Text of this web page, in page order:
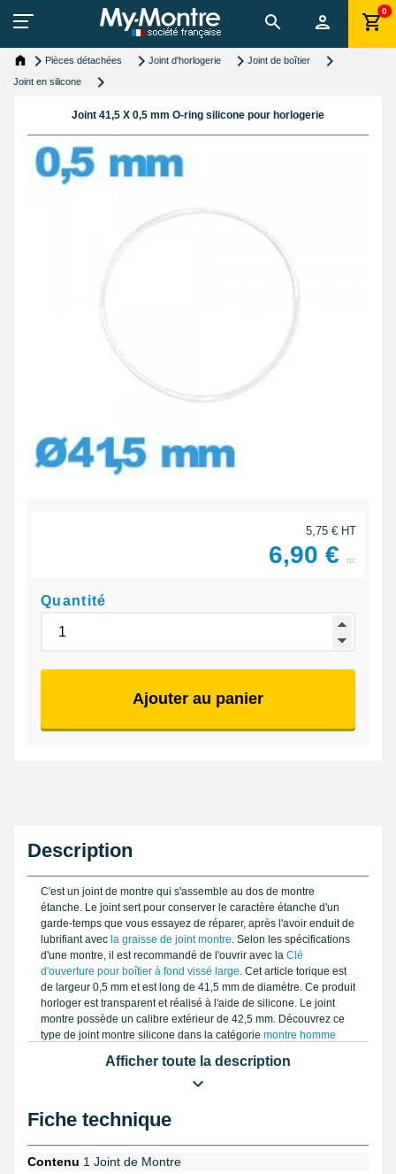
0
Pièces détachées Joint d'horlogerie
Joint de boîtier
Joint en silicone
Joint 41,5 X 0,5 mm O-ring silicone pour horlogerie
5,75 € HT
6,90 € ttc
Quantité
Ajouter au panier
Description
C'est un joint de montre qui s'assemble au dos de montre
étanche. Le joint sert pour conserver le caractère étanche d'un
garde-temps que vous essayez de réparer, après l'avoir enduit de
lubrifiant avec la graisse de joint montre. Selon les spécifications
d'une montre, il est recommandé de l'ouvrir avec la Clé
d'ouverture pour boîtier à fond vissé large. Cet article torique est
de largeur 0,5 mm et est long de 41,5 mm de diamètre. Ce produit
horloger est transparent et réalisé à l'aide de silicone. Le joint
montre possède un calibre extérieur de 42,5 mm. Découvrez ce
type de joint montre silicone dans la catégorie montre homme
Afficher toute la description
Fiche technique
Contenu 1 Joint de Montre